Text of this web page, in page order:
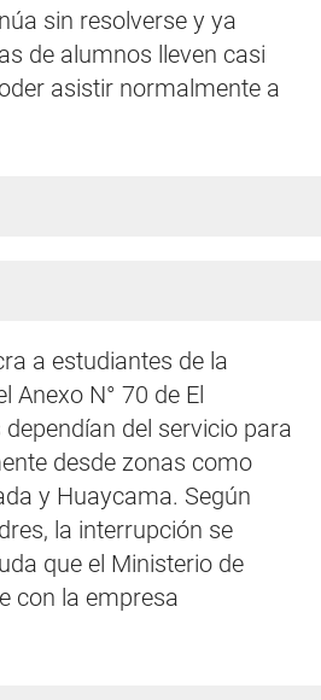
sin resolverse y ya
de alumnos lleven casi
asistir normalmente a
a estudiantes de la
Anexo N° 70 de El
del servicio para
desde zonas como
y Huaycama. Según
la interrupción se
que el Ministerio de
con la empresa